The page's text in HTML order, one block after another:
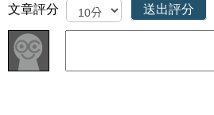
文章評分 送出評分